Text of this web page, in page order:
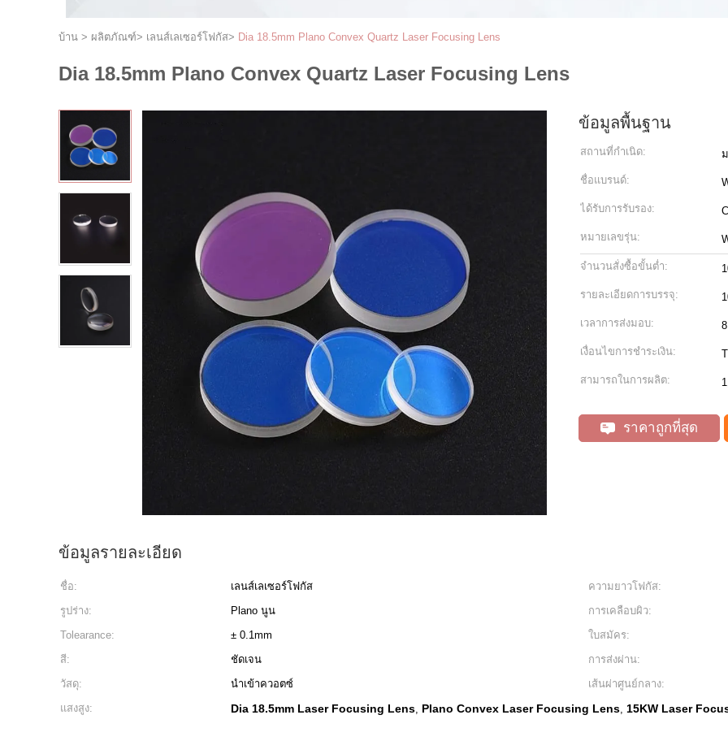
บ้าน > ผลิตภัณฑ์> เลนส์เลเซอร์โฟกัส> Dia 18.5mm Plano Convex Quartz Laser Focusing Lens
Dia 18.5mm Plano Convex Quartz Laser Focusing Lens
ข้อมูลพื้นฐาน
สถานที่กำเนิด:
ชื่อแบรนด์:
ได้รับการรับรอง:
หมายเลขรุ่น:
จำนวนสั่งซื้อขั้นต่ำ:
รายละเอียดการบรรจุ:
เวลาการส่งมอบ:
เงื่อนไขการชำระเงิน:
สามารถในการผลิต:
ราคาถูกที่สุด
ข้อมูลรายละเอียด
ชื่อ: เลนส์เลเซอร์โฟกัส ความยาวโฟกัส:
รูปร่าง:
Plano นูน การเคลือบผิว:
Tolearance:
± 0.1mm ใบสมัคร:
สี:
ชัดเจน การส่งผ่าน:
วัสดุ:
นำเข้าควอตซ์ เส้นผ่าศูนย์กลาง:
แสงสูง:
Dia 18.5mm Laser Focusing Lens, Plano Convex Laser Focusing Lens, 15KW Laser